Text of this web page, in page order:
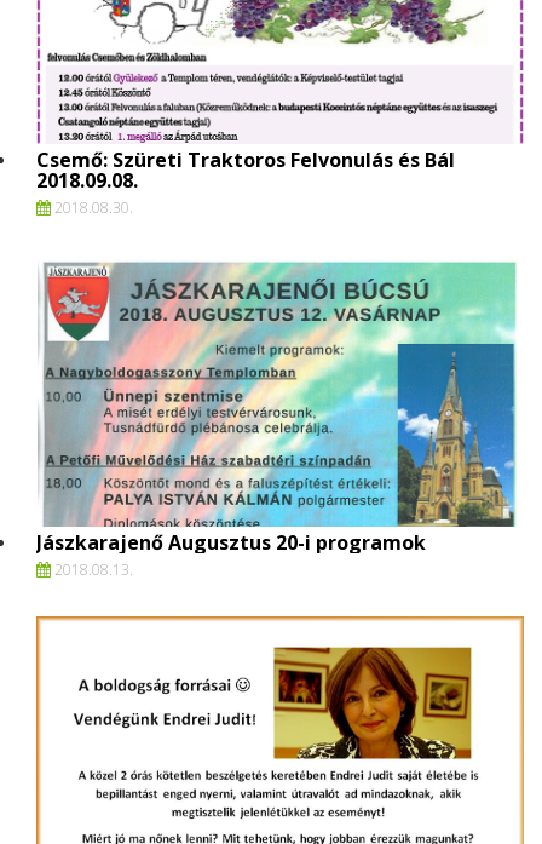
Csemő: Szüreti Traktoros Felvonulás és Bál
2018.09.08.
2018.08.30.
Jászkarajenő Augusztus 20-i programok
2018.08.13.